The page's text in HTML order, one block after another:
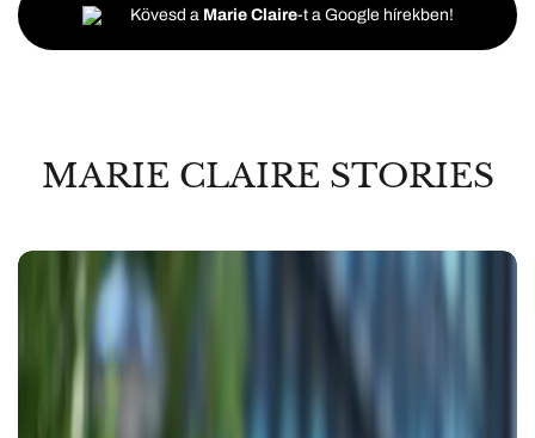
Kövesd a Marie Claire-t a Google hírekben!
MARIE CLAIRE STORIES